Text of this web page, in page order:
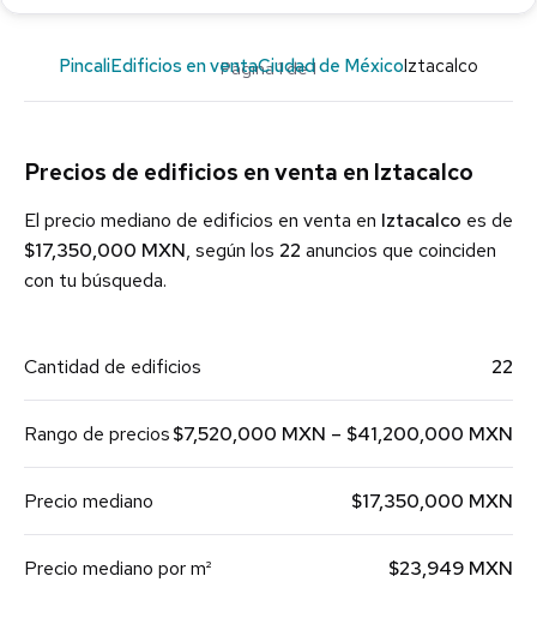
Página 1 de 1
PincaliEdificios en ventaCiudad de MéxicoIztacalco
Precios de edificios en venta en Iztacalco
El precio mediano de edificios en venta en Iztacalco es de
$17,350,000 MXN, según los 22 anuncios que coinciden
con tu búsqueda.
Cantidad de edificios 22
Rango de precios$7,520,000 MXN – $41,200,000 MXN
Precio mediano $17,350,000 MXN
Precio mediano por m² $23,949 MXN